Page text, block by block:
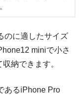
のに適したサイズ
miniで小さ
納できます。
あるiPhone Pro